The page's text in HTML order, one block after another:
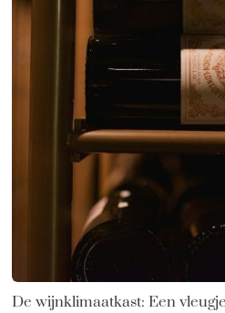
De wijnklimaatkast: Een